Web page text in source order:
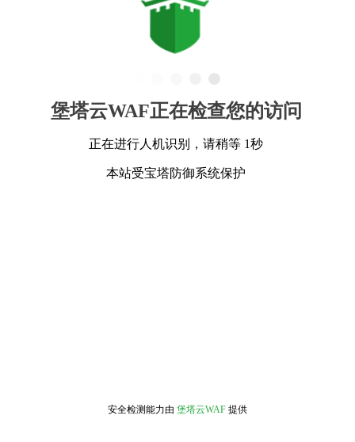
堡塔云WAF正在检查您的访问
正在进行人机识别，请稍等 1秒
本站受宝塔防御系统保护
安全检测能力由 堡塔云WAF 提供